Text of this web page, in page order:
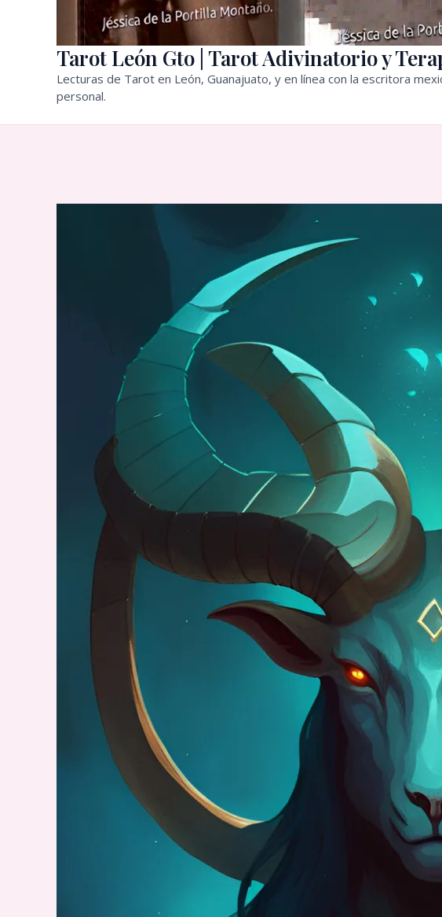
Tarot León Gto | Tarot Adivinatorio y
Lecturas de Tarot en León, Guanajuato, y en línea con la escritora
personal.